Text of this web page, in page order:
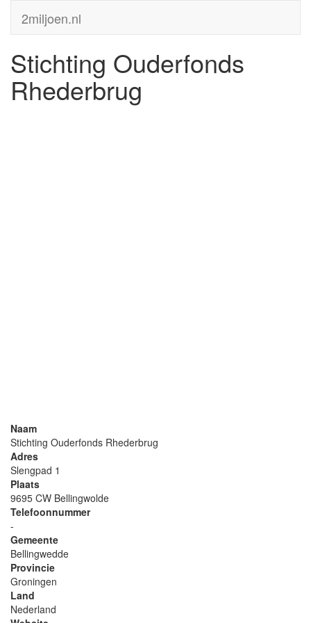
2miljoen.nl
Stichting Ouderfonds
Rhederbrug
Naam
Stichting Ouderfonds Rhederbrug
Adres
Slengpad 1
Plaats
9695 CW Bellingwolde
Telefoonnummer
-
Gemeente
Bellingwedde
Provincie
Groningen
Land
Nederland